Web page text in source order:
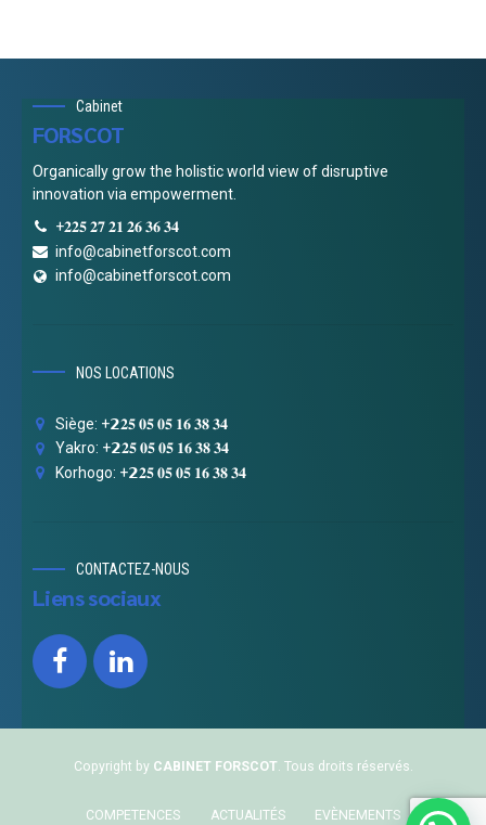
Cabinet
FORSCOT
Organically grow the holistic world view of disruptive
innovation via empowerment.
+𝟐𝟐𝟓 𝟐𝟕 𝟐𝟏 𝟐𝟔 𝟑𝟔 𝟑𝟒
info@cabinetforscot.com
info@cabinetforscot.com
NOS LOCATIONS
Siège: +𝟮𝟐𝟓 𝟎𝟓 𝟎𝟓 𝟏𝟔 𝟑𝟖 𝟑𝟒
Yakro: +𝟮𝟐𝟓 𝟎𝟓 𝟎𝟓 𝟏𝟔 𝟑𝟖 𝟑𝟒
Korhogo: +𝟮𝟐𝟓 𝟎𝟓 𝟎𝟓 𝟏𝟔 𝟑𝟖 𝟑𝟒
CONTACTEZ-NOUS
Liens sociaux
Copyright by CABINET FORSCOT . Tous droits réservés.
COMPETENCES ACTUALITÉS EVÈNEMENTS